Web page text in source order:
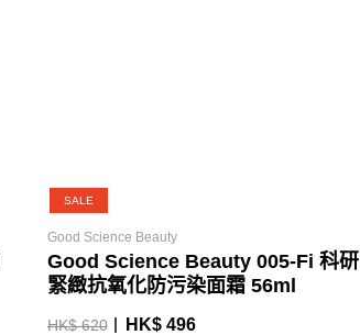
SALE
Good Science Beauty
Good Science Beauty 005-Fi 科研
緊緻抗氧化防污染面霜 56ml
HK$ 620 HK$ 496